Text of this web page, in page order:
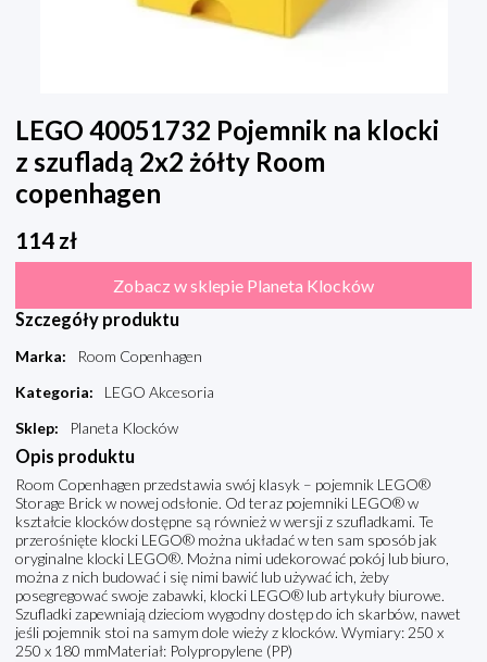
LEGO 40051732 Pojemnik na klocki
z szufladą 2x2 żółty Room
copenhagen
114 zł
Zobacz w sklepie Planeta Klocków
Szczegóły produktu
Marka:
Room Copenhagen
Kategoria:
LEGO Akcesoria
Sklep: Planeta Klocków
Opis produktu
Room Copenhagen przedstawia swój klasyk – pojemnik LEGO®
Storage Brick w nowej odsłonie. Od teraz pojemniki LEGO® w
kształcie klocków dostępne są również w wersji z szufladkami. Te
przerośnięte klocki LEGO® można układać w ten sam sposób jak
oryginalne klocki LEGO®. Można nimi udekorować pokój lub biuro,
można z nich budować i się nimi bawić lub używać ich, żeby
posegregować swoje zabawki, klocki LEGO® lub artykuły biurowe.
Szufladki zapewniają dzieciom wygodny dostęp do ich skarbów, nawet
jeśli pojemnik stoi na samym dole wieży z klocków. Wymiary: 250 x
250 x 180 mmMateriał: Polypropylene (PP)